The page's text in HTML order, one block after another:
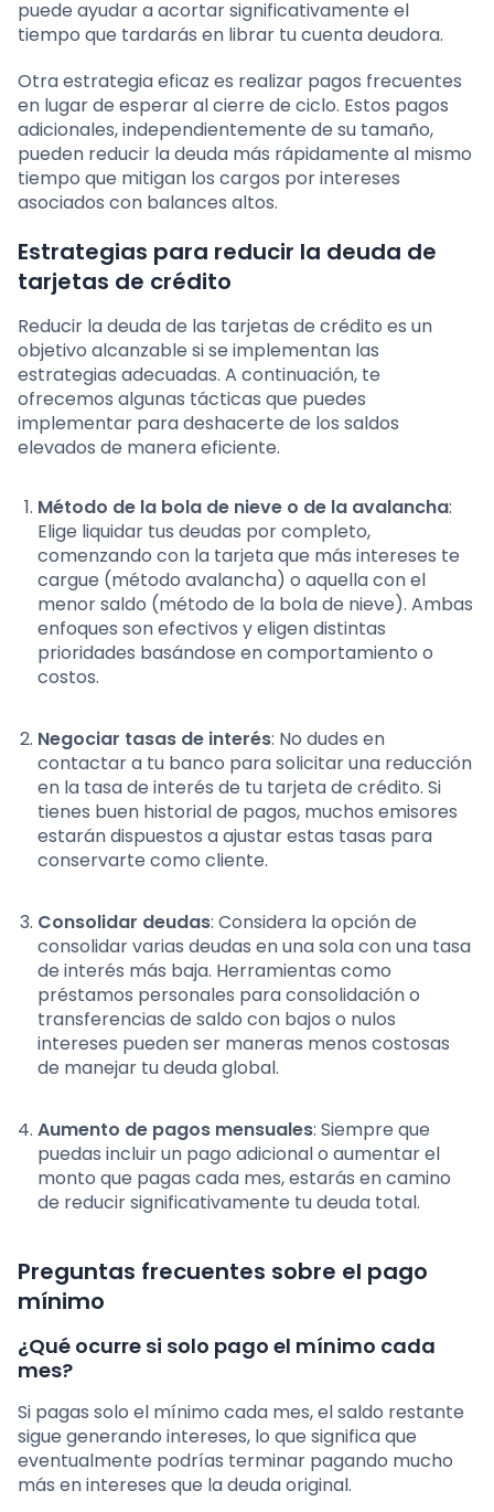
puede ayudar a acortar significativamente el
tiempo que tardarás en librar tu cuenta deudora.
Otra estrategia eficaz es realizar pagos frecuentes
en lugar de esperar al cierre de ciclo. Estos pagos
adicionales, independientemente de su tamaño,
pueden reducir la deuda más rápidamente al mismo
tiempo que mitigan los cargos por intereses
asociados con balances altos.
Estrategias para reducir la deuda de
tarjetas de crédito
Reducir la deuda de las tarjetas de crédito es un
objetivo alcanzable si se implementan las
estrategias adecuadas. A continuación, te
ofrecemos algunas tácticas que puedes
implementar para deshacerte de los saldos
elevados de manera eficiente.
Método de la bola de nieve o de la avalancha:
Elige liquidar tus deudas por completo,
comenzando con la tarjeta que más intereses te
cargue (método avalancha) o aquella con el
menor saldo (método de la bola de nieve). Ambas
enfoques son efectivos y eligen distintas
prioridades basándose en comportamiento o
costos.
Negociar tasas de interés: No dudes en
contactar a tu banco para solicitar una reducción
en la tasa de interés de tu tarjeta de crédito. Si
tienes buen historial de pagos, muchos emisores
estarán dispuestos a ajustar estas tasas para
conservarte como cliente.
Consolidar deudas: Considera la opción de
consolidar varias deudas en una sola con una tasa
de interés más baja. Herramientas como
préstamos personales para consolidación o
transferencias de saldo con bajos o nulos
intereses pueden ser maneras menos costosas
de manejar tu deuda global.
Aumento de pagos mensuales: Siempre que
puedas incluir un pago adicional o aumentar el
monto que pagas cada mes, estarás en camino
de reducir significativamente tu deuda total.
Preguntas frecuentes sobre el pago
mínimo
¿Qué ocurre si solo pago el mínimo cada
mes?
Si pagas solo el mínimo cada mes, el saldo restante
sigue generando intereses, lo que significa que
eventualmente podrías terminar pagando mucho
más en intereses que la deuda original.